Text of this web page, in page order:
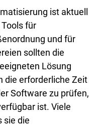
ist aktuell
für
und für
sollten die
Lösung
die erforderliche Zeit
Software zu prüfen,
ist. Viele
sie die